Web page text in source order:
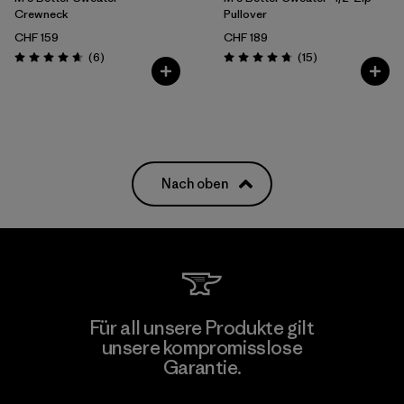
Crewneck
CHF 159
Bewertung: 4.7 / 5
(6Rezensionen
)
Pullover
CHF 189
Bewertung: 4.7 / 5
(15Rezensionen
)
Nach oben
Für all unsere Produkte gilt
unsere kompromisslose
Garantie.